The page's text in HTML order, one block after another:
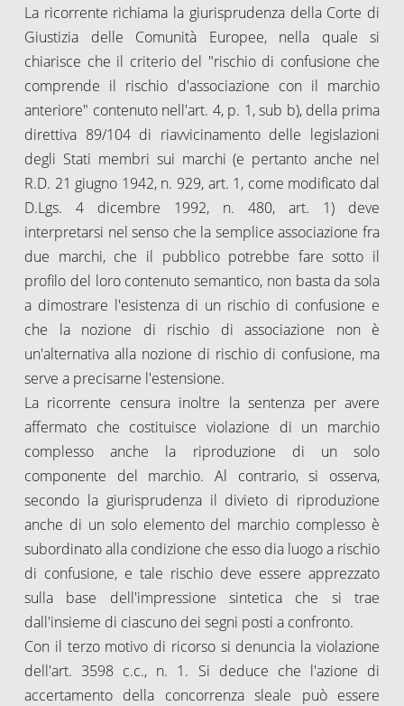
La ricorrente richiama la giurisprudenza della Corte di
Giustizia delle Comunità Europee, nella quale si
chiarisce che il criterio del "rischio di confusione che
comprende il rischio d'associazione con il marchio
anteriore" contenuto nell'art. 4, p. 1, sub b), della prima
direttiva 89/104 di riavvicinamento delle legislazioni
degli Stati membri sui marchi (e pertanto anche nel
R.D. 21 giugno 1942, n. 929, art. 1, come modificato dal
D.Lgs. 4 dicembre 1992, n. 480, art. 1) deve
interpretarsi nel senso che la semplice associazione fra
due marchi, che il pubblico potrebbe fare sotto il
profilo del loro contenuto semantico, non basta da sola
a dimostrare l'esistenza di un rischio di confusione e
che la nozione di rischio di associazione non è
un'alternativa alla nozione di rischio di confusione, ma
serve a precisarne l'estensione.
La ricorrente censura inoltre la sentenza per avere
affermato che costituisce violazione di un marchio
complesso anche la riproduzione di un solo
componente del marchio. Al contrario, si osserva,
secondo la giurisprudenza il divieto di riproduzione
anche di un solo elemento del marchio complesso è
subordinato alla condizione che esso dia luogo a rischio
di confusione, e tale rischio deve essere apprezzato
sulla base dell'impressione sintetica che si trae
dall'insieme di ciascuno dei segni posti a confronto.
Con il terzo motivo di ricorso si denuncia la violazione
dell'art. 3598 c.c., n. 1. Si deduce che l'azione di
accertamento della concorrenza sleale può essere